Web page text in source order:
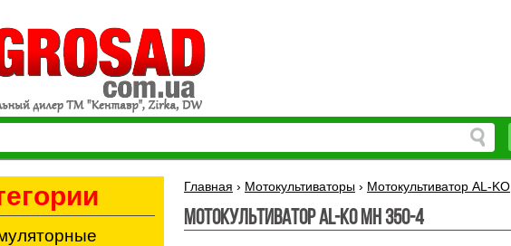
Главная › Мотокультиваторы › Мотокультиватор AL-KO
Мотокультиватор AL-KO МH 350-4